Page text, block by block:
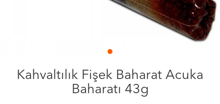
Kahvaltılık Fişek Baharat Acuka
Baharatı 43g